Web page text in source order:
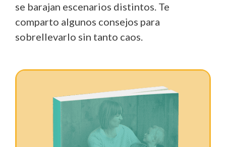
se barajan escenarios distintos. Te
comparto algunos consejos para
sobrellevarlo sin tanto caos.